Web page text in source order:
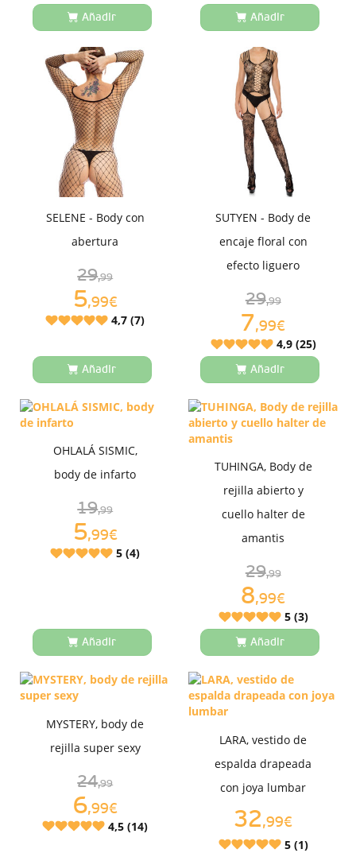
Añadir Añadir
SELENE - Body con
abertura
29,99
5,99€
4,7 (7)
Añadir
SUTYEN - Body de
encaje floral con
efecto liguero
29,99
7,99€
4,9 (25)
Añadir
OHLALÁ SISMIC,
body de infarto
19,99
5,99€
5 (4)
Añadir
TUHINGA, Body de
rejilla abierto y
cuello halter de
amantis
29,99
8,99€
5 (3)
Añadir
MYSTERY, body de
rejilla super sexy
24,99
6,99€
4,5 (14)
LARA, vestido de
espalda drapeada
con joya lumbar
32,99€
5 (1)